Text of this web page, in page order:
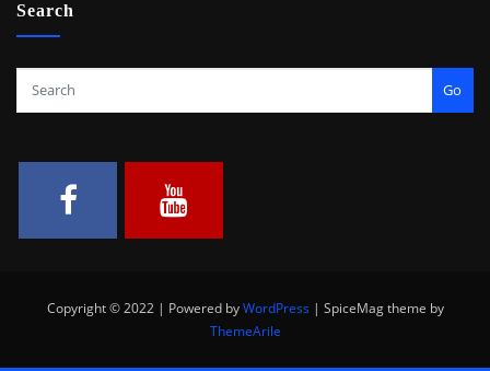
Search
Go
Copyright © 2022 | Powered byWordPress | SpiceMag theme by
ThemeArile